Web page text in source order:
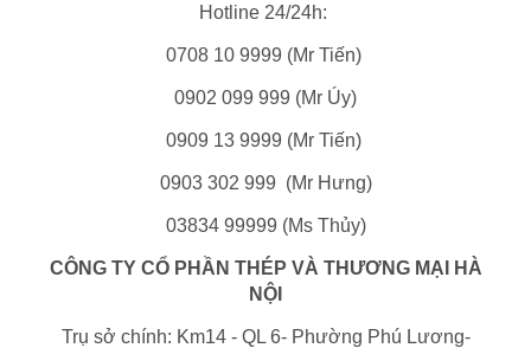
Hotline 24/24h:
0708 10 9999 (Mr Tiến)
0902 099 999 (Mr Úy)
0909 13 9999 (Mr Tiến)
0903 302 999 (Mr Hưng)
03834 99999 (Ms Thủy)
CÔNG TY CỔ PHẦN THÉP VÀ THƯƠNG MẠI HÀ
NỘI
Trụ sở chính: Km14 - QL 6- Phường Phú Lương-